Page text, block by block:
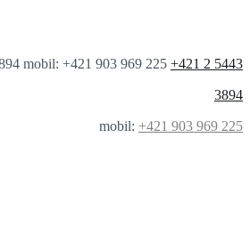
mobil: +421 903 969 225 +421 2 5443
3894
mobil: +421 903 969 225